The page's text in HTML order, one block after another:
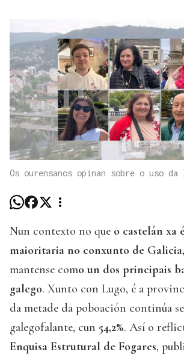
Os ourensanos opinan sobre o uso
Nun contexto no que o castelán xa
maioritaria no conxunto de Galicia,
mantense como un dos principais
galego. Xunto con Lugo, é a
da metade da poboación continúa
galegofalante, cun 54,2%. Así o
Enquisa Estrutural de Fogares,